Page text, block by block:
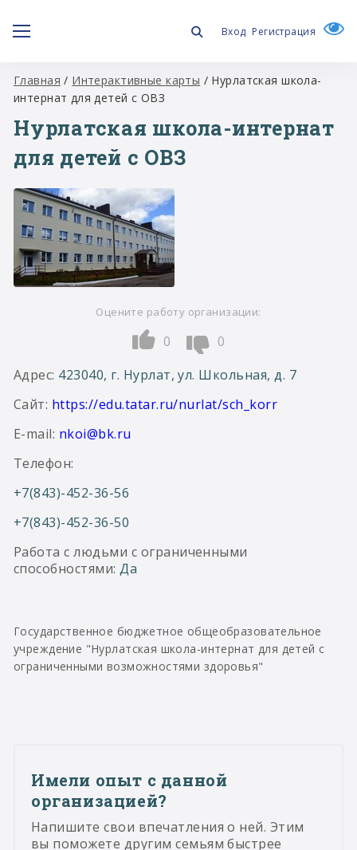
Вход Регистрация
Главная / Интерактивные карты / Нурлатская школа-
интернат для детей с ОВЗ
Нурлатская школа-интернат
для детей с ОВЗ
Оцените работу организации:
0
0
Адрес: 423040, г. Нурлат, ул. Школьная, д. 7
Сайт: https://edu.tatar.ru/nurlat/sch_korr
E-mail: nkoi@bk.ru
Телефон:
+7(843)-452-36-56
+7(843)-452-36-50
Работа с людьми с ограниченными
способностями: Да
Государственное бюджетное общеобразовательное
учреждение "Нурлатская школа-интернат для детей с
ограниченными возможностями здоровья"
Имели опыт с данной
организацией?
Напишите свои впечатления о ней. Этим
вы поможете другим семьям быстрее